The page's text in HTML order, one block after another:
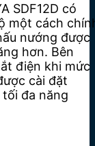
SDF12D có
một cách
nướng được
hơn. Bên
điện khi mức
cài đặt
đa năng